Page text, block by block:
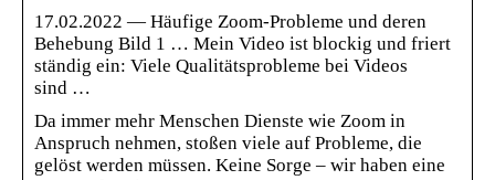
17.02.2022 — Häufige Zoom-Probleme und deren
Behebung Bild 1 … Mein Video ist blockig und friert
ständig ein: Viele Qualitätsprobleme bei Videos
sind …
Da immer mehr Menschen Dienste wie Zoom in
Anspruch nehmen, stoßen viele auf Probleme, die
gelöst werden müssen. Keine Sorge – wir haben eine